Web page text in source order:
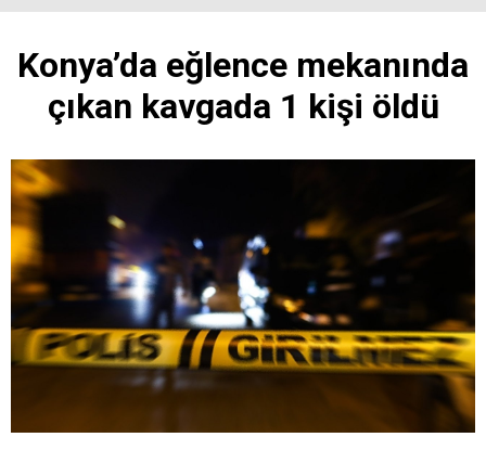
Konya’da eğlence mekanında
çıkan kavgada 1 kişi öldü